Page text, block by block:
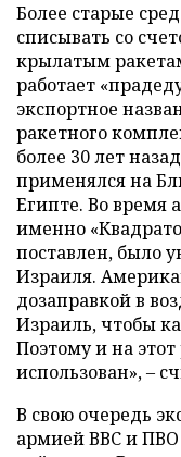
Более старые
списывать со
крылатым
работает
экспортное
ракетного
более 30 лет
применялся на
Египте. Во время
именно
поставлен, было
Израиля.
дозаправкой в
Израиль, чтобы
Поэтому и на
использован», –
В свою очередь
армией ВВС и ПВО